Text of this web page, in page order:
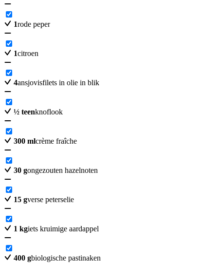
1rode peper
1citroen
4ansjovisfilets in olie in blik
½ teenknoflook
300 mlcrème fraîche
30 gongezouten hazelnoten
15 gverse peterselie
1 kgiets kruimige aardappel
400 gbiologische pastinaken